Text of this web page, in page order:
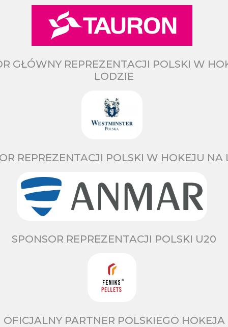
GŁÓWNY REPREZENTACJI POLSKI W
LODZIE
REPREZENTACJI POLSKI W HOKEJU NA
SPONSOR REPREZENTACJI POLSKI U20
OFICJALNY PARTNER POLSKIEGO HOKEJA